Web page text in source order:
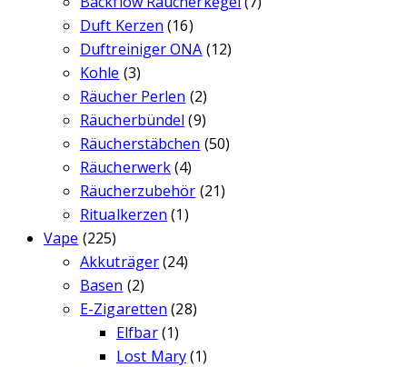
Duft Kerzen (16)
Duftreiniger ONA (12)
Kohle (3)
Räucher Perlen (2)
Räucherbündel (9)
Räucherstäbchen (50)
Räucherwerk(4)
Räucherzubehör (21)
Ritualkerzen (1)
Vape (225)
Akkuträger(24)
Basen (2)
E-Zigaretten (28)
Elfbar(1)
Lost Mary(1)